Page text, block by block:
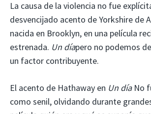
La causa de la violencia no fue
desvencijado acento de Yorkshire de
nacida en Brooklyn, en una película
estrenada. Un díapero no podemos
un factor contribuyente.
El acento de Hathaway en Un díaNo
como senil, olvidando durante